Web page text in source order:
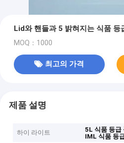
Lid와 핸들과 5 밝혀지는 식품 등
MOQ：1000
최고의 가격
제품 설명
하이 라이트 5L 식품 등급
IML 식품 등